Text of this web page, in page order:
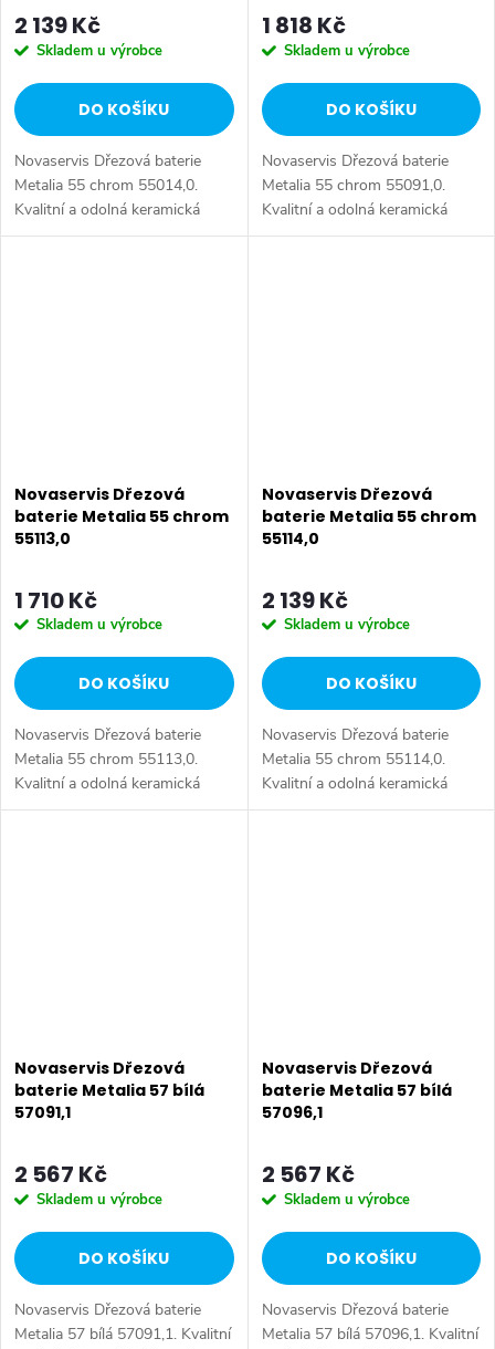
2 139 Kč
Skladem u výrobce
DO KOŠÍKU
Novaservis Dřezová baterie
Metalia 55 chrom 55014,0.
Kvalitní a odolná keramická
kartuše KEROX 35 mm s
1 818 Kč
Skladem u výrobce
DO KOŠÍKU
Novaservis Dřezová baterie
Metalia 55 chrom 55091,0.
Kvalitní a odolná keramická
kartuše KEROX 35 mm s
Novaservis Dřezová
baterie Metalia 55 chrom
55113,0
1 710 Kč
Skladem u výrobce
DO KOŠÍKU
Novaservis Dřezová baterie
Metalia 55 chrom 55113,0.
Kvalitní a odolná keramická
kartuše KEROX 35 mm s
Novaservis Dřezová
baterie Metalia 55 chrom
55114,0
2 139 Kč
Skladem u výrobce
DO KOŠÍKU
Novaservis Dřezová baterie
Metalia 55 chrom 55114,0.
Kvalitní a odolná keramická
kartuše KEROX 35 mm s
Novaservis Dřezová
baterie Metalia 57 bílá
57091,1
2 567 Kč
Skladem u výrobce
DO KOŠÍKU
Novaservis Dřezová baterie
Metalia 57 bílá 57091,1. Kvalitní
Novaservis Dřezová
baterie Metalia 57 bílá
57096,1
2 567 Kč
Skladem u výrobce
DO KOŠÍKU
Novaservis Dřezová baterie
Metalia 57 bílá 57096,1. Kvalitní